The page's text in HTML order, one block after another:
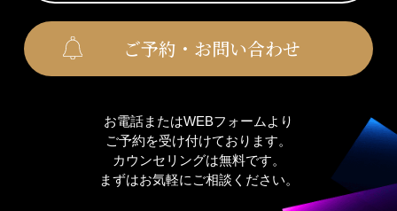
ご予約・お問い合わせ
お電話またはWEBフォームより
ご予約を受け付けております。
カウンセリングは無料です。
まずはお気軽にご相談ください。